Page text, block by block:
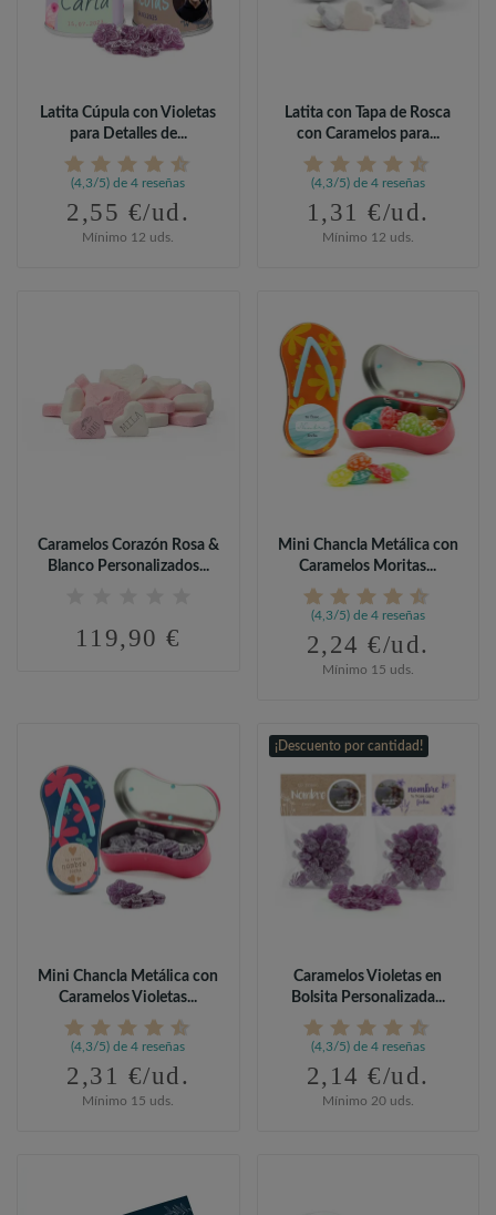
Latita Cúpula con Violetas
para Detalles de...
(4,3/5) de 4 reseñas
2,55 €/ud.
Mínimo 12 uds.
Latita con Tapa de Rosca
con Caramelos para...
(4,3/5) de 4 reseñas
1,31 €/ud.
Mínimo 12 uds.
Caramelos Corazón Rosa &
Blanco Personalizados...
119,90 €
Mini Chancla Metálica con
Caramelos Moritas...
(4,3/5) de 4 reseñas
2,24 €/ud.
Mínimo 15 uds.
Mini Chancla Metálica con
Caramelos Violetas...
(4,3/5) de 4 reseñas
2,31 €/ud.
Mínimo 15 uds.
¡Descuento por cantidad!
Caramelos Violetas en
Bolsita Personalizada...
(4,3/5) de 4 reseñas
2,14 €/ud.
Mínimo 20 uds.